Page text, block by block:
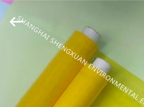
ПРОДУКТЫ
Engineering
Rights
Reserved.